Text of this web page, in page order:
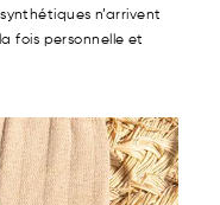
n’arrivent
fois personnelle et